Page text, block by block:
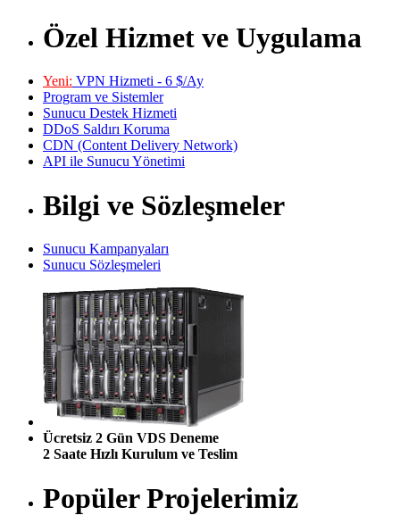
Özel Hizmet ve Uygulama
Yeni: VPN Hizmeti - 6 $/Ay
Program ve Sistemler
Sunucu Destek Hizmeti
DDoS Saldırı Koruma
CDN (Content Delivery Network)
API ile Sunucu Yönetimi
Bilgi ve Sözleşmeler
Sunucu Kampanyaları
Sunucu Sözleşmeleri
Ücretsiz 2 Gün VDS Deneme
2 Saate Hızlı Kurulum ve Teslim
Popüler Projelerimiz